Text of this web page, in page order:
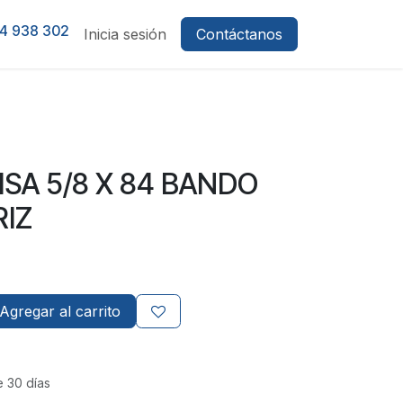
938 302 Inicia sesión Contáctanos
5/8 X 84 BANDO
Agregar al carrito
30 días